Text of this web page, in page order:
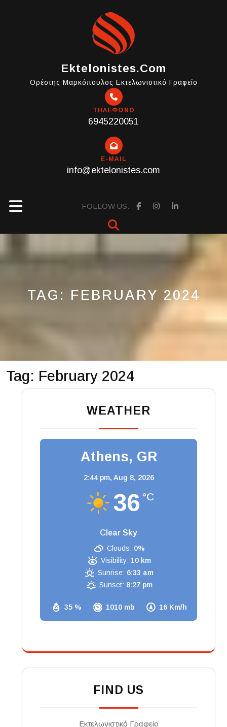
Ektelonistes.com
Ορέστης Μαρκόπουλος Εκτελωνιστικό Γραφείο
ΤΗΛΕΦΩΝΟ
6945220051
E-MAIL
info@ektelonistes.com
Open
FOLLOW US:
TAG: FEBRUARY 2024
Tag: February 2024
WEATHER
Athens, GR
2:44 pm, Aug 8, 2026
36 °C
Clear Sky
35 % 1010 mb 16 Km/h
Clouds: 0%
Visibility: 10 km
Sunrise: 6:33 am
Sunset: 8:27 pm
FIND US
Εκτελωνιστικό Γραφείο